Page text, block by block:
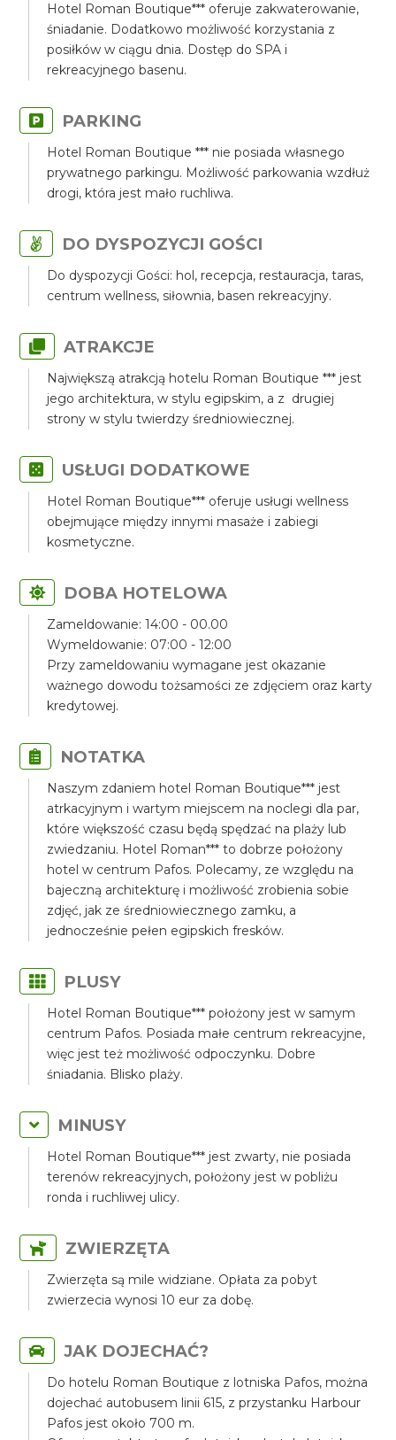
Hotel Roman Boutique*** oferuje zakwaterowanie,
śniadanie. Dodatkowo możliwość korzystania z
posiłków w ciągu dnia. Dostęp do SPA i
rekreacyjnego basenu.
PARKING
Hotel Roman Boutique *** nie posiada własnego
prywatnego parkingu. Możliwość parkowania wzdłuż
drogi, która jest mało ruchliwa.
DO DYSPOZYCJI GOŚCI
Do dyspozycji Gości: hol, recepcja, restauracja, taras,
centrum wellness, siłownia, basen rekreacyjny.
ATRAKCJE
Największą atrakcją hotelu Roman Boutique *** jest
jego architektura, w stylu egipskim, a z drugiej
strony w stylu twierdzy średniowiecznej.
USŁUGI DODATKOWE
Hotel Roman Boutique*** oferuje usługi wellness
obejmujące między innymi masaże i zabiegi
kosmetyczne.
DOBA HOTELOWA
Zameldowanie: 14:00 - 00.00
Wymeldowanie: 07:00 - 12:00
Przy zameldowaniu wymagane jest okazanie
ważnego dowodu tożsamości ze zdjęciem oraz karty
kredytowej.
NOTATKA
Naszym zdaniem hotel Roman Boutique*** jest
atrkacyjnym i wartym miejscem na noclegi dla par,
które większość czasu będą spędzać na plaży lub
zwiedzaniu. Hotel Roman*** to dobrze położony
hotel w centrum Pafos. Polecamy, ze względu na
bajeczną architekturę i możliwość zrobienia sobie
zdjęć, jak ze średniowiecznego zamku, a
jednocześnie pełen egipskich fresków.
PLUSY
Hotel Roman Boutique*** położony jest w samym
centrum Pafos. Posiada małe centrum rekreacyjne,
więc jest też możliwość odpoczynku. Dobre
śniadania. Blisko plaży.
MINUSY
Hotel Roman Boutique*** jest zwarty, nie posiada
terenów rekreacyjnych, położony jest w pobliżu
ronda i ruchliwej ulicy.
ZWIERZĘTA
Zwierzęta są mile widziane. Opłata za pobyt
zwierzecia wynosi 10 eur za dobę.
JAK DOJECHAĆ?
Do hotelu Roman Boutique z lotniska Pafos, można
dojechać autobusem linii 615, z przystanku Harbour
Pafos jest około 700 m.